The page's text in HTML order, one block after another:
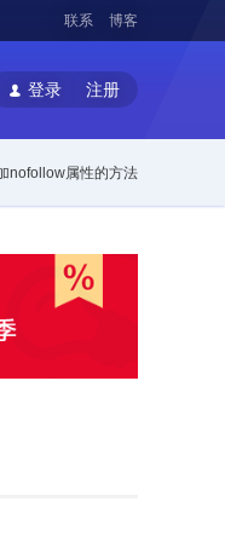
联系 博客
登录 注册
nofollow属性的方法